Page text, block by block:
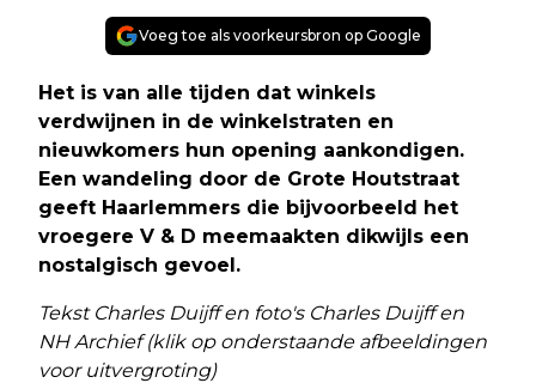
Voeg toe als voorkeursbron op Google
Het is van alle tijden dat winkels
verdwijnen in de winkelstraten en
nieuwkomers hun opening aankondigen.
Een wandeling door de Grote Houtstraat
geeft Haarlemmers die bijvoorbeeld het
vroegere V & D meemaakten dikwijls een
nostalgisch gevoel.
Tekst Charles Duijff en foto's Charles Duijff en
NH Archief (klik op onderstaande afbeeldingen
voor uitvergroting)